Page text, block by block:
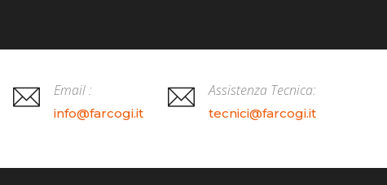
Assistenza Tecnica:
tecnici@farcogi.it
Email :
info@farcogi.it